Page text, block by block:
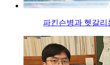
파킨슨병과 헷갈리